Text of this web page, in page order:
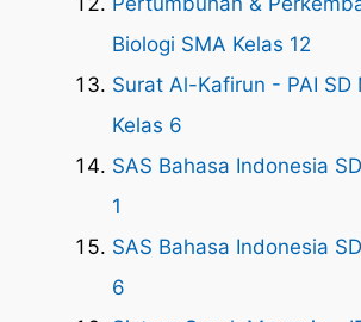
Biologi SMA Kelas 12
Surat Al-Kafirun - PAI SD
Kelas 6
SAS Bahasa Indonesia
1
SAS Bahasa Indonesia
6